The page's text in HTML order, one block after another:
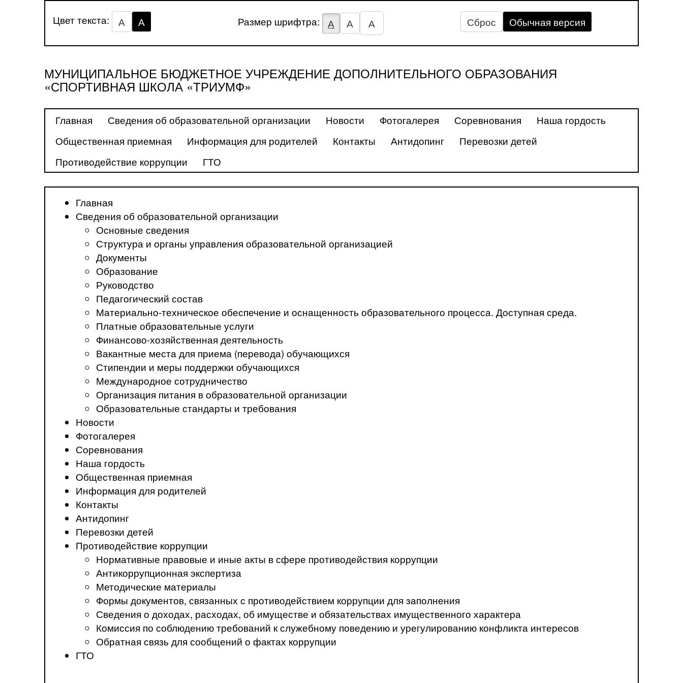
Цвет текста: А А Размер шрифтра: А А А Сброс Обычная версия
МУНИЦИПАЛЬНОЕ БЮДЖЕТНОЕ УЧРЕЖДЕНИЕ ДОПОЛНИТЕЛЬНОГО ОБРАЗОВАНИЯ
«СПОРТИВНАЯ ШКОЛА «ТРИУМФ»
Главная Сведения об образовательной организации Новости Фотогалерея Соревнования
Наша гордость
Общественная приемная
Информация для родителей Контакты Антидопинг
Перевозки детей
Противодействие коррупции
ГТО
Главная
Сведения об образовательной организации
Основные сведения
Структура и органы управления образовательной организацией
Документы
Образование
Руководство
Педагогический состав
Материально-техническое обеспечение и оснащенность образовательного процесса. Доступная среда.
Платные образовательные услуги
Финансово-хозяйственная деятельность
Вакантные места для приема (перевода) обучающихся
Стипендии и меры поддержки обучающихся
Международное сотрудничество
Организация питания в образовательной организации
Образовательные стандарты и требования
Новости
Фотогалерея
Соревнования
Наша гордость
Общественная приемная
Информация для родителей
Контакты
Антидопинг
Перевозки детей
Противодействие коррупции
Нормативные правовые и иные акты в сфере противодействия коррупции
Антикоррупционная экспертиза
Методические материалы
Формы документов, связанных с противодействием коррупции для заполнения
Сведения о доходах, расходах, об имуществе и обязательствах имущественного характера
Комиссия по соблюдению требований к служебному поведению и урегулированию конфликта интересов
Обратная связь для сообщений о фактах коррупции
ГТО